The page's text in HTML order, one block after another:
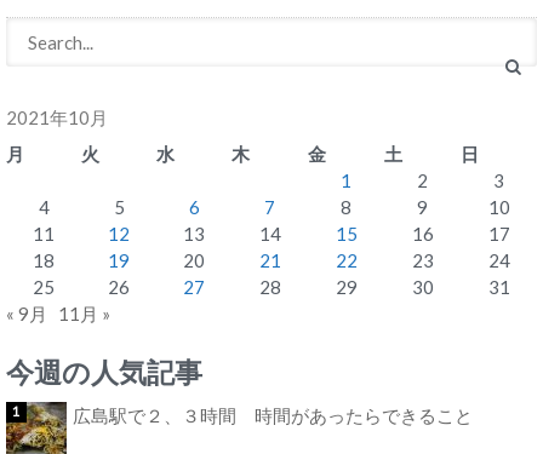
2021年10月
月
火 水 木 金 土
日
1
2
3
4
5 6 7 8 9
10
11
12 13 14 15 16
17
18
19 20 21 22 23
24
25
26 27 28 29 30
31
« 9月
11月 »
今週の人気記事
広島駅で２、３時間 時間があったらできること